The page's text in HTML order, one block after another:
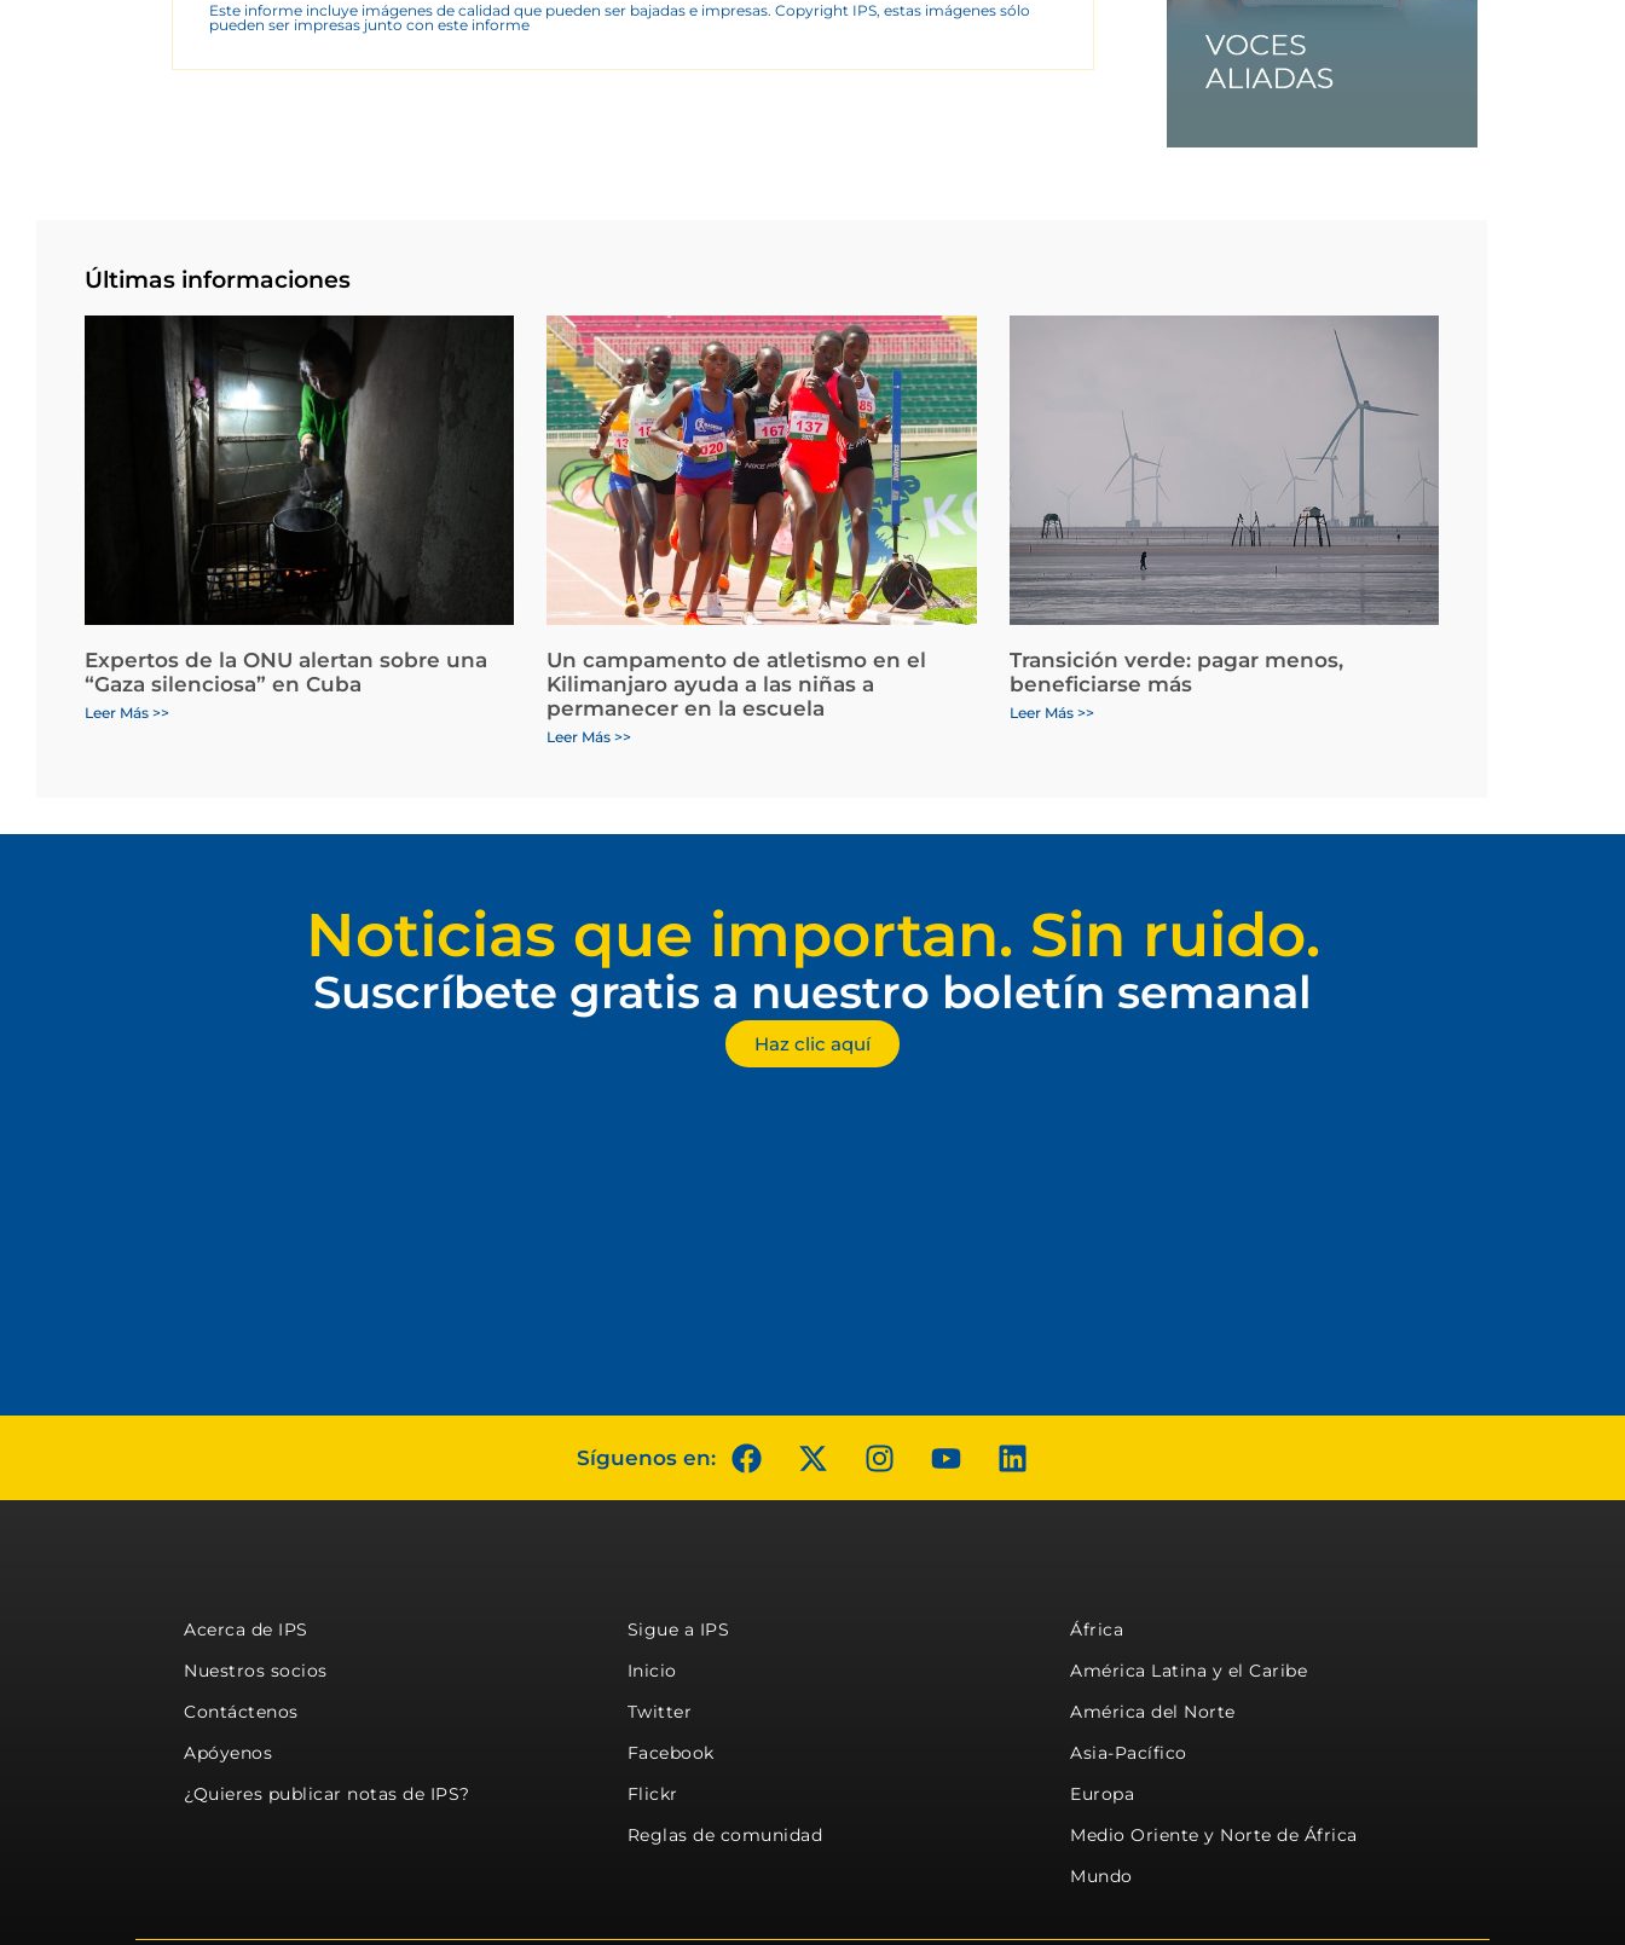
Este informe incluye imágenes de calidad que pueden ser bajadas e impresas. Copyright IPS, estas imágenes sólo
pueden ser impresas junto con este informe
Últimas informaciones
Expertos de la ONU alertan sobre una
“Gaza silenciosa” en Cuba
Leer Más >>
Un campamento de atletismo en el
Kilimanjaro ayuda a las niñas a
permanecer en la escuela
Leer Más >>
Transición verde: pagar menos,
beneficiarse más
Leer Más >>
Noticias que importan. Sin ruido.
Suscríbete gratis a nuestro boletín semanal
Haz clic aquí
Síguenos en:
Acerca de IPS
Nuestros socios
Contáctenos
Apóyenos
¿Quieres publicar notas de IPS?
Sigue a IPS
Inicio
Twitter
Facebook
Flickr
Reglas de comunidad
África
América Latina y el Caribe
América del Norte
Asia-Pacífico
Europa
Medio Oriente y Norte de África
Mundo